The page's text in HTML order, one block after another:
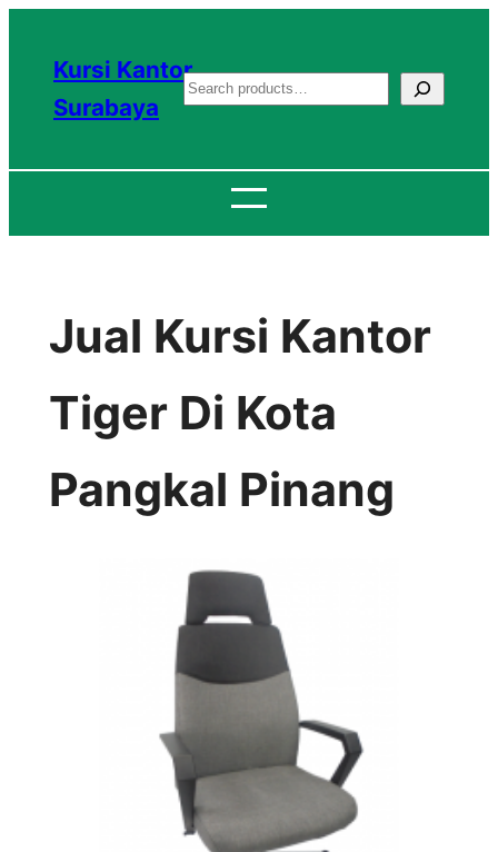
konten
Kursi Kantor
Surabaya
S
a
c
Jual Kursi Kantor
Tiger Di Kota
Pangkal Pinang